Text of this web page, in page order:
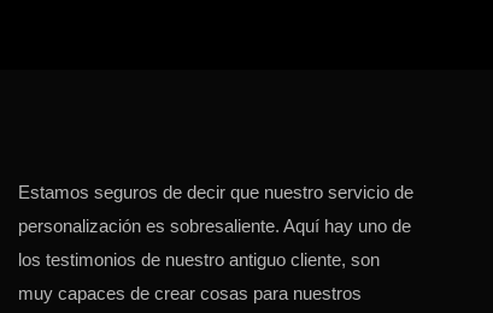
Estamos seguros de decir que nuestro servicio de
personalización es sobresaliente. Aquí hay uno de
los testimonios de nuestro antiguo cliente, son
muy capaces de crear cosas para nuestros